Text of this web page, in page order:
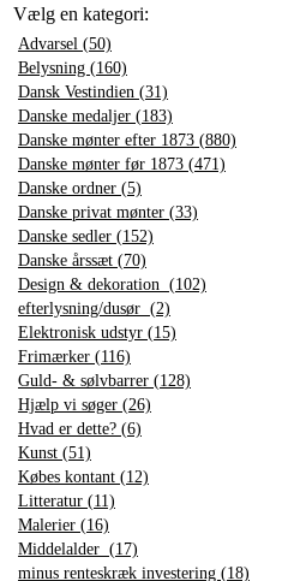
Vælg en kategori:
Advarsel (50)
Belysning (160)
Dansk Vestindien (31)
Danske medaljer (183)
Danske mønter efter 1873 (880)
Danske mønter før 1873 (471)
Danske ordner (5)
Danske privat mønter (33)
Danske sedler (152)
Danske årssæt (70)
Design & dekoration (102)
efterlysning/dusør (2)
Elektronisk udstyr (15)
Frimærker (116)
Guld- & sølvbarrer (128)
Hjælp vi søger (26)
Hvad er dette? (6)
Kunst (51)
Købes kontant (12)
Litteratur (11)
Malerier (16)
Middelalder (17)
minus renteskræk investering (18)